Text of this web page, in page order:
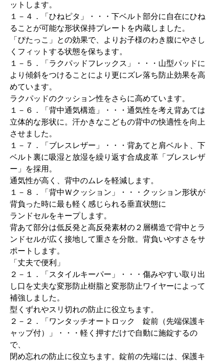
ットします。
１－４．「ひねピタ」・・・下ベルト部分に自在にひね
ることが可能な形状保持プレートを内蔵しました。
「ぴたっこ」との効果で、よりお子様のわき腹にやさし
くフィットする状態を保ちます。
１－５．「ラクパッドフレックス」・・・山型パッドに
より傾斜をつけることにより更にズレ落ち防止効果を高
めています。
ラクパッドのクッション性をさらに高めています。
１－６．「背中通気構造」・・・通気性を考え背あては
立体的な形状に。汗かきなこどもの背中の快適性を向上
させました。
１－７．「ブレスレザー」・・・背あてと肩ベルト、下
ベルト裏に吸湿と放湿を繰り返す合成皮革「ブレスレザ
ー」を採用。
通気性が高く、背中のムレを軽減します。
１－８．「背中Ｗクッション」・・・クッション形状が
背負った時に最も軽く感じられる垂直状態に
ランドセルをキープします。
背あて部分は低反発と高反発素材の２層構造で背中とラ
ンドセルが広く接地して重さを分散。背負いやすさをサ
ポートします。
「丈夫で便利」
２－１．「スタイルキーパー」・・・傷みやすい取り出
し口を丈夫な変形防止樹脂と変形防止ワイヤーによって
補強しました。
型くずれやスリ切れの防止に役立ちます。
２－２．「ワンタッチオートロック 錠前（先端保護キ
ャップ付）」・・・軽く押すだけで自動に施錠するの
で、
閉め忘れの防止に役立ちます。錠前の先端には、保護キ